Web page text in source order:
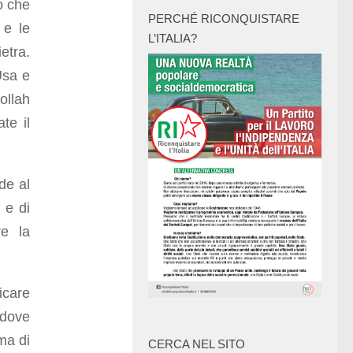
che
e le
e
il
al
e di
la
di
PERCHÉ RICONQUISTARE
L’ITALIA?
CERCA NEL SITO